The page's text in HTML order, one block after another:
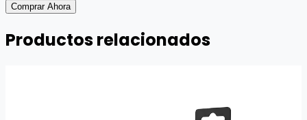
Comprar Ahora
Productos relacionados